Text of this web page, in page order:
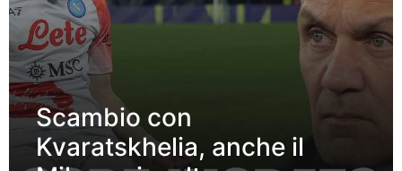
Scambio con
Kvaratskhelia, anche il